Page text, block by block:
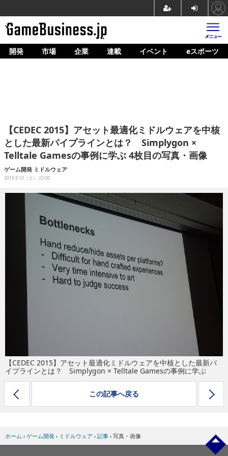
ホーム
企業動向
人材育成
産業政策
イベント/セミナー
eスポーツ
開発 市場 企業 連載 イベント eスポーツ
【CEDEC 2015】アセット最適化ミドルウェアを中核
とした最新パイプラインとは？ Simplygon ×
Telltale Gamesの事例に学ぶ 4枚目の写真・画像
ゲーム開発 ミドルウェア
2015.9.12（土） 22:00
【CEDEC 2015】アセット最適化ミドルウェアを中核とした最新パ
イプラインとは？ Simplygon × Telltale Gamesの事例に学ぶ
この記事へ戻る
ホーム › ゲーム開発 › ミドルウェア › 記事 › 写真・画像